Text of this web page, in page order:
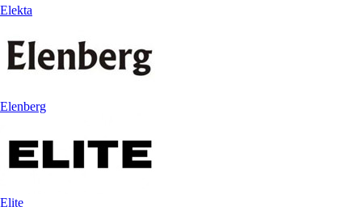
Elekta
Elenberg
Elite